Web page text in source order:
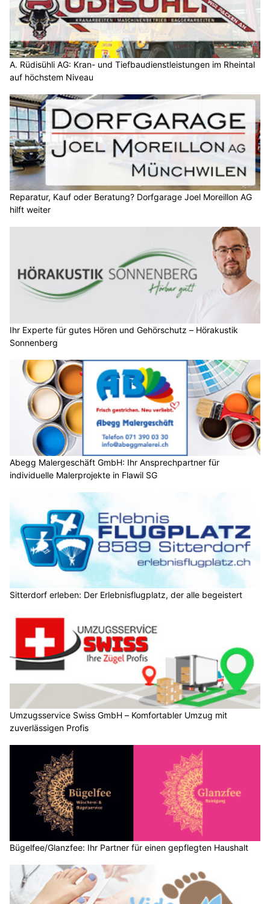
A. Rüdisühli AG: Kran- und Tiefbaudienstleistungen im Rheintal
auf höchstem Niveau
Reparatur, Kauf oder Beratung? Dorfgarage Joel Moreillon AG
hilft weiter
Ihr Experte für gutes Hören und Gehörschutz – Hörakustik
Sonnenberg
Abegg Malergeschäft GmbH: Ihr Ansprechpartner für
individuelle Malerprojekte in Flawil SG
Sitterdorf erleben: Der Erlebnisflugplatz, der alle begeistert
Umzugsservice Swiss GmbH – Komfortabler Umzug mit
zuverlässigen Profis
Bügelfee/Glanzfee: Ihr Partner für einen gepflegten Haushalt